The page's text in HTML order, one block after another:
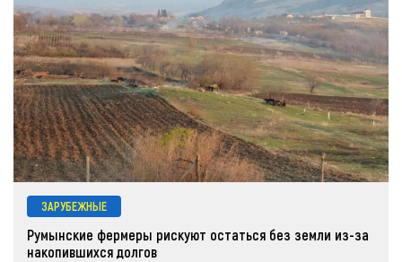
ЗАРУБЕЖНЫЕ
Румынские фермеры рискуют остаться без земли из-за
накопившихся долгов